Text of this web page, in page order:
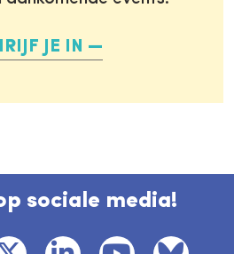
JE IN
sociale media!